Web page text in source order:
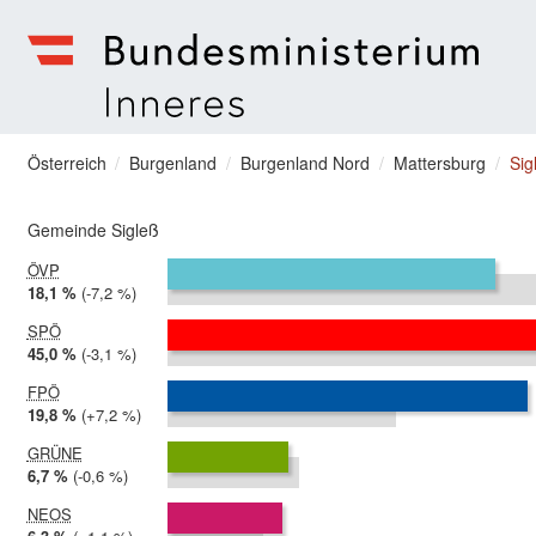
zum Menu springen
Sie befinden sich hier
Österreich Burgenland Burgenland Nord Mattersburg
Gemeinde Sigleß
ÖVP
2024:
18,1 %
2019:
25,3 %
Differenz:
-7,2 %
SPÖ
2024:
45,0 %
2019:
48,1 %
Differenz:
-3,1 %
FPÖ
2024:
19,8 %
2019:
12,6 %
Differenz:
+7,2 %
GRÜNE
2024:
6,7 %
2019:
7,3 %
Differenz:
-0,6 %
NEOS